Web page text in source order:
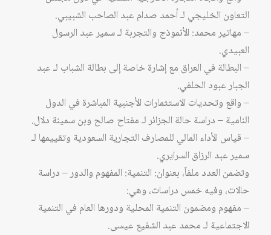
التعاون الخليجي لـ أحمد صدام عبد الصاحب الشبيبي.
– مهاتير محمد: الأنموذج والتجربة لـ سمير عبد الرسول
العبيدي.
– البطالة في العراق مع إشارة خاصة إلى بطالة الشباب لـ عبد
الجبار عبود الحلفي.
– واقع وتحديات الاستثمارات الأجنبية المباشرة في الدول
النامية – دراسة حالة الجزائر لـ مفتاح صالح وبن سمينة دلال.
– قياس الأداء المالي للمصارف التجارية السعودية وتقييمها لـ
سمير عبد الرزاق السرايري.
وتضمن العدد ملفاً، بعنوان: التنمية: المفهوم والدور – دراسة
حالات، وفيه خمس دراسات، وهي:
– مفهوم ومضمون التنمية المحلية ودورها العام في التنمية
الاجتماعية لـ محمد عبد الشفيع عيسى.